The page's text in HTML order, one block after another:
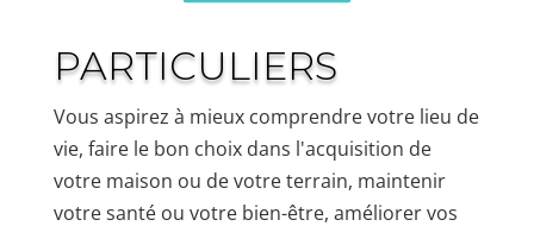
PARTICULIERS
Vous aspirez à mieux comprendre votre lieu de
vie, faire le bon choix dans l'acquisition de
votre maison ou de votre terrain, maintenir
votre santé ou votre bien-être, améliorer vos